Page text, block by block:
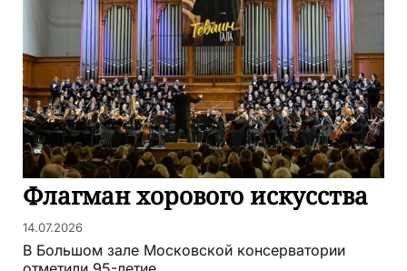
Флагман хорового искусства
14.07.2026
В Большом зале Московской консерватории